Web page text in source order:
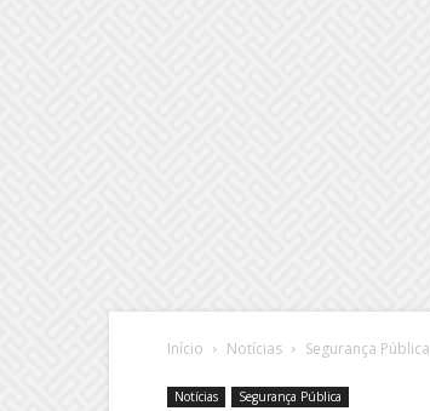
Início Notícias Segurança Pública
Notícias Segurança Pública